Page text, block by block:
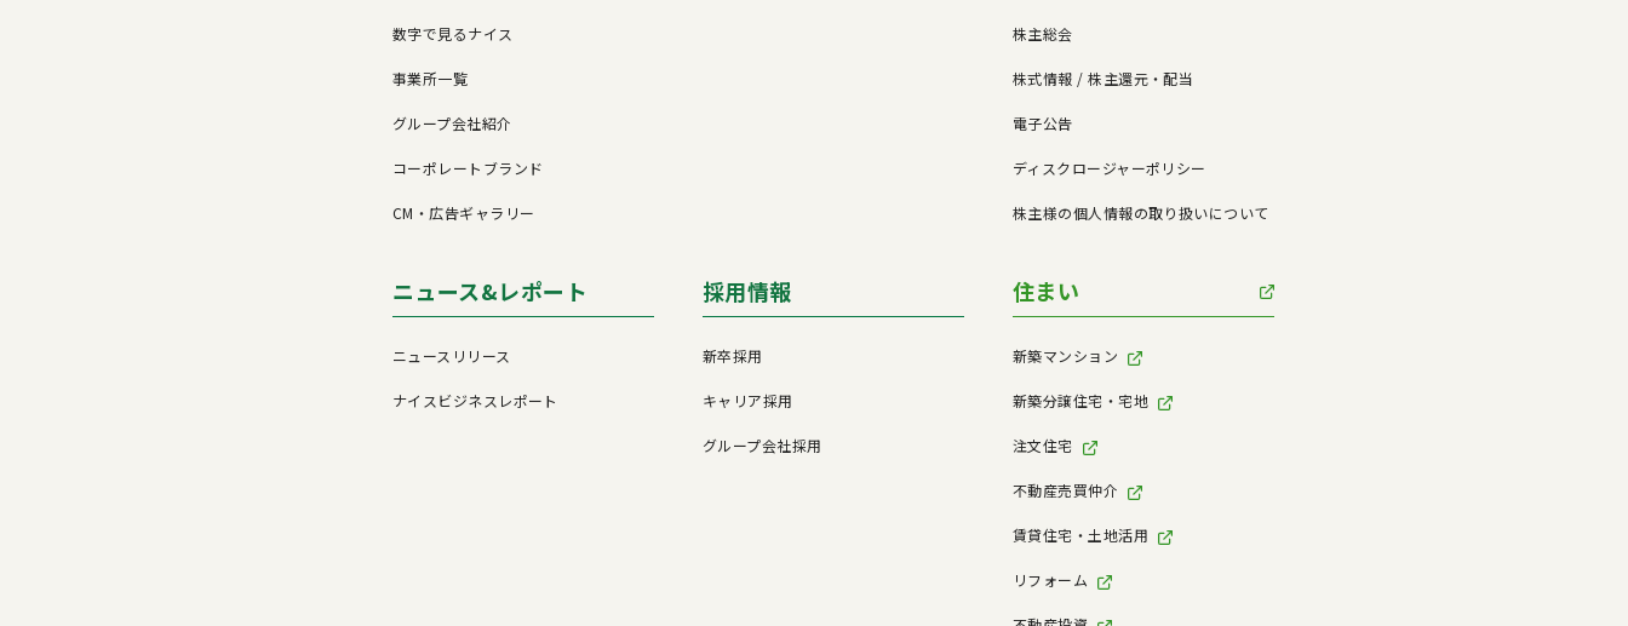
数字で見るナイス
事業所一覧
グループ会社紹介
コーポレートブランド
CM・広告ギャラリー
株主総会
株式情報 / 株主還元・配当
電子公告
ディスクロージャーポリシー
株主様の個人情報の取り扱いについて
ニュース&レポート
ニュースリリース
ナイスビジネスレポート
採用情報
新卒採用
キャリア採用
グループ会社採用
住まい
新築マンション
新築分譲住宅・宅地
注文住宅
不動産売買仲介
賃貸住宅・土地活用
リフォーム